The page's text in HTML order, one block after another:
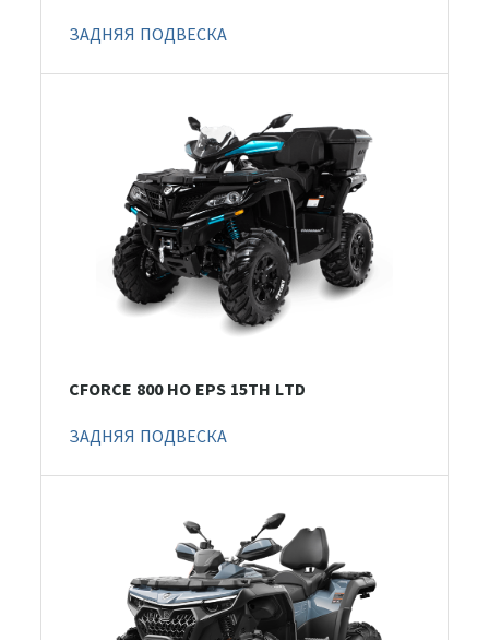
ЗАДНЯЯ ПОДВЕСКА
CFORCE 800 HO EPS 15TH LTD
ЗАДНЯЯ ПОДВЕСКА